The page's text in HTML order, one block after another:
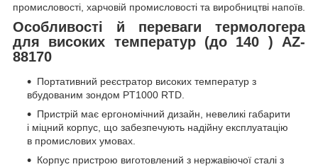
промисловості, харчовій промисловості та виробництві напоїв.
Особливості й переваги термологера
для високих температур (до 140 ) AZ-
88170
Портативний реєстратор високих температур з
вбудованим зондом PT1000 RTD.
Пристрій має ергономічний дизайн, невеликі габарити
і міцний корпус, що забезпечують надійну експлуатацію
в промислових умовах.
Корпус пристрою виготовлений з нержавіючої сталі з